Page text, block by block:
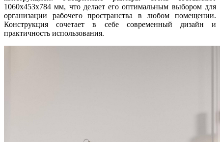
1060х453х784 мм, что делает его оптимальным выбором для
организации рабочего пространства в любом помещении.
Конструкция сочетает в себе современный дизайн и
практичность использования.